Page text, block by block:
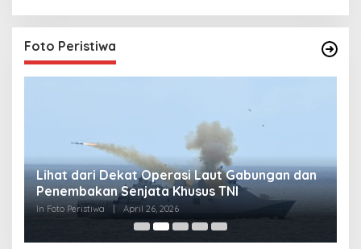
Foto Peristiwa
Lihat dari Dekat Operasi Laut Gabungan dan
Penembakan Senjata Khusus TNI
In Foto Peristiwa April 26, 2026